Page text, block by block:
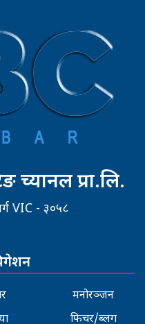
च्यानल प्रा.लि.
VIC - ३०५८
मनोरञ्जन
फिचर/ब्लग